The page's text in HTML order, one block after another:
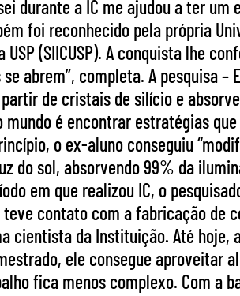
durante a IC me ajudou a ter
foi reconhecido pela própria
(SIICUSP). A conquista lhe
abrem”, completa. A
de cristais de silício e
mundo é encontrar estratégias
o ex-aluno conseguiu
do sol, absorvendo 99% da
em que realizou IC, o
contato com a fabricação de
cientista da Instituição. Até
ele consegue
fica menos complexo. Com a